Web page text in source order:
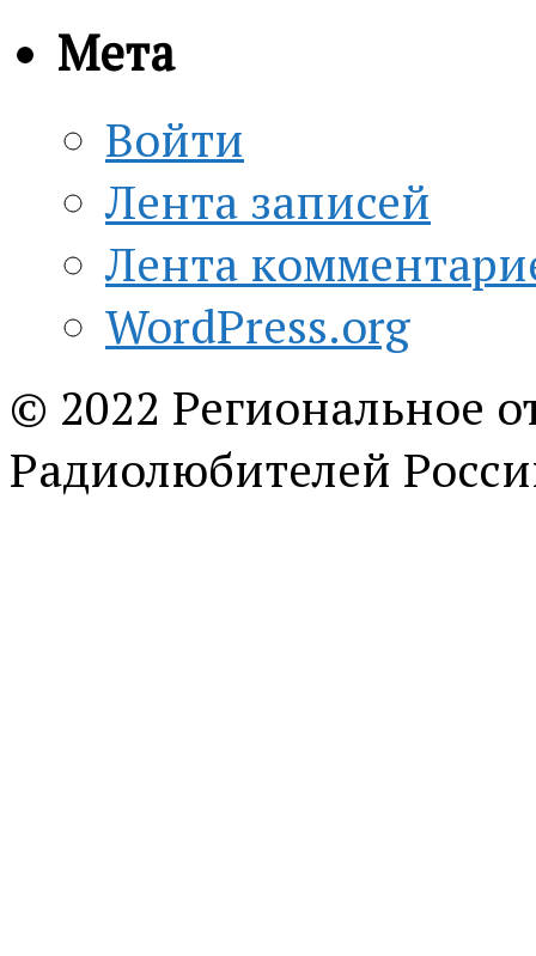
Мета
Войти
Лента записей
Лента
WordPress.org
© 2022 Региональное
Радиолюбителей